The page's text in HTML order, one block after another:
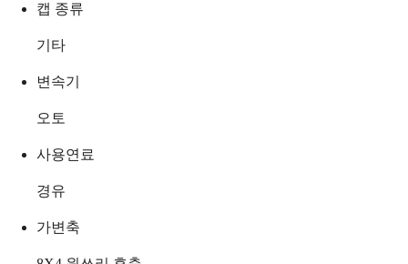
캡 종류
기타
변속기
오토
사용연료
경유
가변축